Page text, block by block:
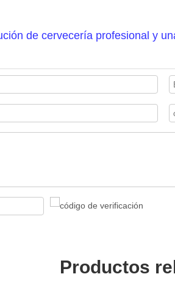
de cervecería profesional y
Productos